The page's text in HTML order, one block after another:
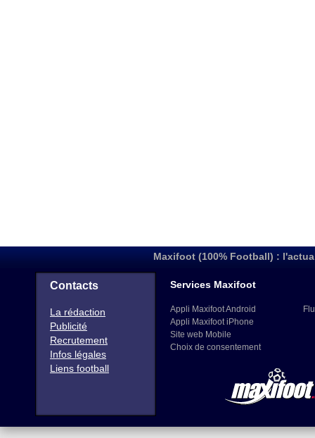
Maxifoot (100% Football) :
Contacts
La rédaction
Publicité
Recrutement
Infos légales
Liens football
Services Maxifoot
Appli Maxifoot Android
Appli Maxifoot iPhone
Site web Mobile
Choix de consentement